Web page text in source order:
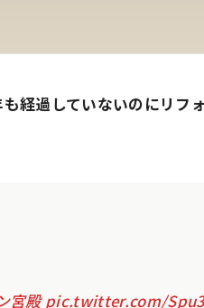
も経過していないのにリフ
宮殿 pic.twitter.com/